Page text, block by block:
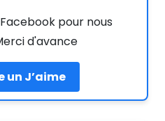
pour nous
d'avance
un J’aime